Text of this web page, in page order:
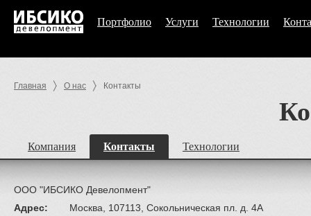
Портфолио Услуги Технологии
Главная О нас Контакты
Компания Контакты Технологии
ООО "ИБСИКО Девелопмент"
Адрес:
Москва, 107113, Сокольническая пл. д. 4А